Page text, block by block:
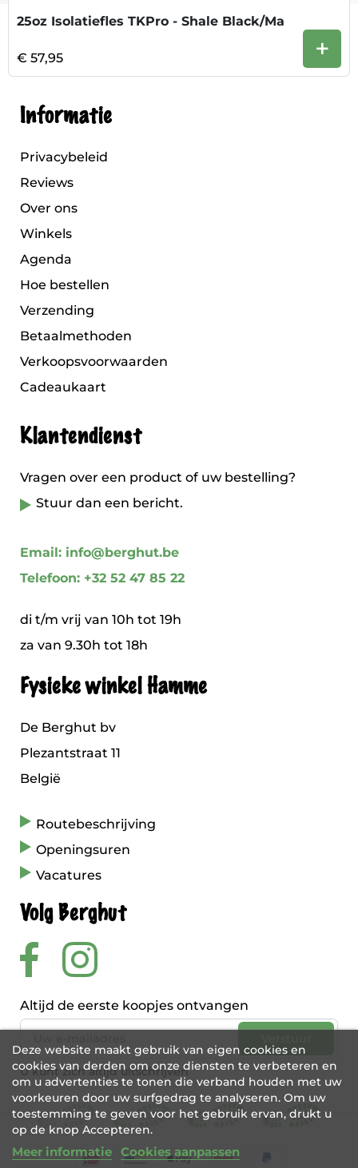
25oz Isolatiefles TKPro - Shale Black/Ma
€ 57,95 +
Informatie
Privacybeleid
Reviews
Over ons
Winkels
Agenda
Hoe bestellen
Verzending
Betaalmethoden
Verkoopsvoorwaarden
Cadeaukaart
Klantendienst
Vragen over een product of uw bestelling?
Stuur dan een bericht.
Email: info@berghut.be
Telefoon: +32 52 47 85 22
di t/m vrij van 10h tot 19h
za van 9.30h tot 18h
Fysieke winkel Hamme
De Berghut bv
Plezantstraat 11
België
Routebeschrijving
Openingsuren
Vacatures
Volg Berghut
Altijd de eerste koopjes ontvangen
U kunt zich altijd uitschrijven
Deze website maakt gebruik van eigen cookies en
cookies van derden om onze diensten te verbeteren en
om u advertenties te tonen die verband houden met uw
voorkeuren door uw surfgedrag te analyseren. Om uw
toestemming te geven voor het gebruik ervan, drukt u
op de knop Accepteren.
Meer informatie Cookies aanpassen